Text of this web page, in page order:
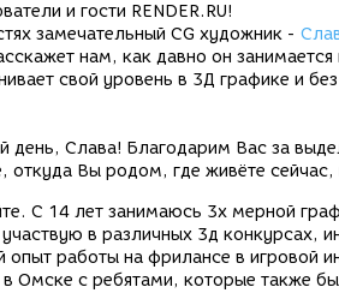
и гости RENDER.RU!
замечательный CG художник -
нам, как давно он
свой уровень в 3Д графике и
день, Слава! Благодарим Вас за
откуда Вы родом, где живёте сейчас,
С 14 лет занимаюсь 3х мерной
в различных 3д конкурсах,
работы на фрилансе в игровой
Омске с ребятами, которые также